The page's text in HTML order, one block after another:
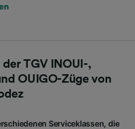
TGV INOUI-,
OUIGO-Züge von
Serviceklassen, die